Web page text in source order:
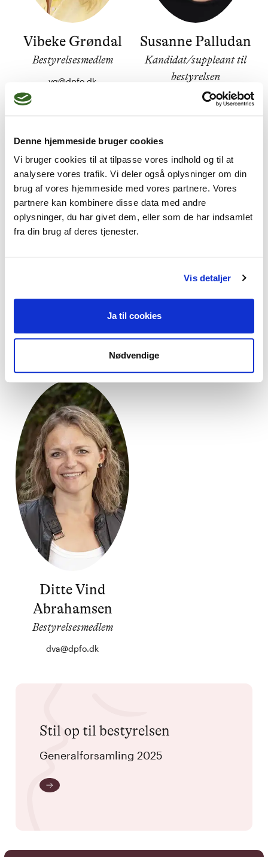
Denne hjemmeside bruger cookies
Vi bruger cookies til at tilpasse vores indhold og til at
analysere vores trafik. Vi deler også oplysninger om din
brug af vores hjemmeside med vores partnere. Vores
partnere kan kombinere disse data med andre
oplysninger, du har givet dem, eller som de har indsamlet
fra din brug af deres tjenester.
Vis detaljer
Ja til cookies
Nødvendige
Vibeke Grøndal
Bestyrelsesmedlem
vg@dpfo.dk
Susanne Palludan
Kandidat/suppleant til
bestyrelsen
Jens Askehave
Kandidat til bestyrelsen
Lene Andreassen
Kandidat/suppleant til
Ditte Vind
Abrahamsen
Bestyrelsesmedlem
dva@dpfo.dk
Stil op til bestyrelsen
Generalforsamling 2025